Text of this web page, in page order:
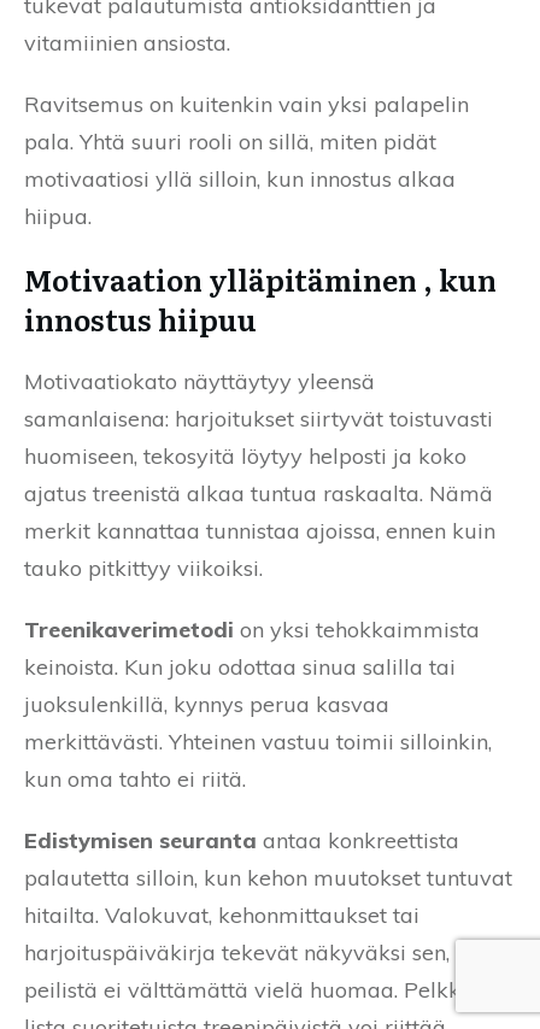
vitamiinien ansiosta.
Ravitsemus on kuitenkin vain yksi palapelin
pala. Yhtä suuri rooli on sillä, miten pidät
motivaatiosi yllä silloin, kun innostus alkaa
hiipua.
Motivaation ylläpitäminen , kun
innostus hiipuu
Motivaatiokato näyttäytyy yleensä
samanlaisena: harjoitukset siirtyvät toistuvasti
huomiseen, tekosyitä löytyy helposti ja koko
ajatus treenistä alkaa tuntua raskaalta. Nämä
merkit kannattaa tunnistaa ajoissa, ennen kuin
tauko pitkittyy viikoiksi.
Treenikaverimetodi on yksi tehokkaimmista
keinoista. Kun joku odottaa sinua salilla tai
juoksulenkillä, kynnys perua kasvaa
merkittävästi. Yhteinen vastuu toimii silloinkin,
kun oma tahto ei riitä.
Edistymisen seuranta antaa konkreettista
palautetta silloin, kun kehon muutokset tuntuvat
hitailta. Valokuvat, kehonmittaukset tai
harjoituspäiväkirja tekevät näkyväksi sen, mitä
peilistä ei välttämättä vielä huomaa. Pelkkä